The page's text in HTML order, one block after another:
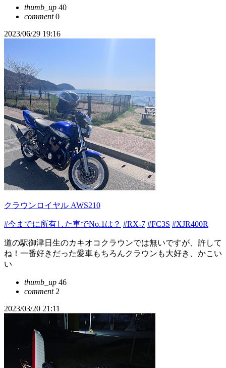
thumb_up 40
comment0
2023/06/29 19:16
クラウンロイヤル AWS210
#今までに所有した車でNo.1は？ #RX-7 #FC3S #XJR400R
道の駅御津日生のカキオコクラウンでは無いですが、許して
ね！一番好きだった愛車もちろんクラウンも大好き、かこい
い
thumb_up 46
comment2
2023/03/20 21:11